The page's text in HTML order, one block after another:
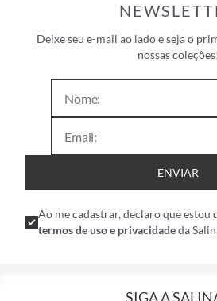
Deixe seu e-mail ao lado e seja o
nossas coleções!
ENVIAR
Ao me cadastrar, declaro que estou
termos de uso e privacidadeda
SIGA A